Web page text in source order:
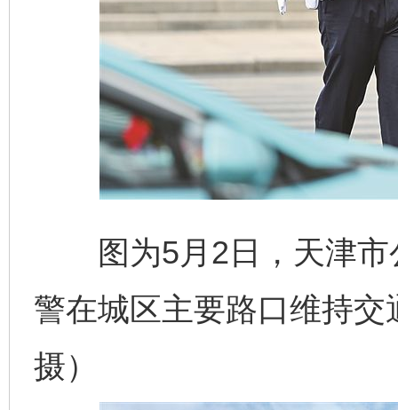
图为5月2日，天津市
警在城区主要路口维持
摄）